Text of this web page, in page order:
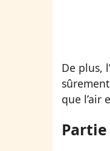
De plus,
que l’air